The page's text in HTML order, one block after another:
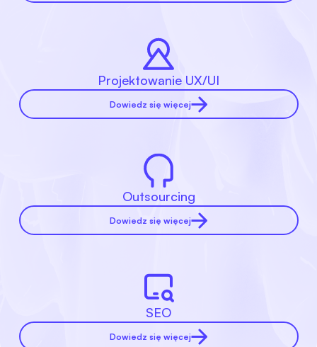
Projektowanie UX/UI
Dowiedz się więcej
Outsourcing
Dowiedz się więcej
SEO
Dowiedz się więcej